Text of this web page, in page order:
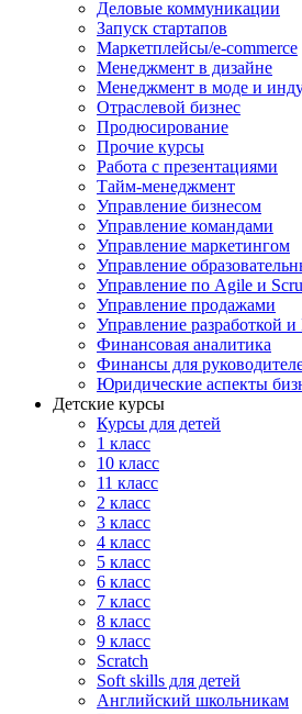
Деловые коммуникации
Запуск стартапов
Маркетплейсы/e-commerce
Менеджмент в дизайне
Менеджмент в моде и
Отраслевой бизнес
Продюсирование
Прочие курсы
Работа с презентациями
Тайм-менеджмент
Управление бизнесом
Управление командами
Управление маркетингом
Управление
Управление по Agile и
Управление продажами
Управление разработкой
Финансовая аналитика
Финансы для
Юридические аспекты
Детские курсы
Курсы для детей
1 класс
10 класс
11 класс
2 класс
3 класс
4 класс
5 класс
6 класс
7 класс
8 класс
9 класс
Scratch
Soft skills для детей
Английский школьникам